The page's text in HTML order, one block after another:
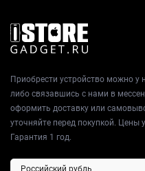
Приобрести устройство можно у
либо связавшись с нами в
оформить доставку или
уточняйте перед покупкой. Цены
Гарантия 1 год.